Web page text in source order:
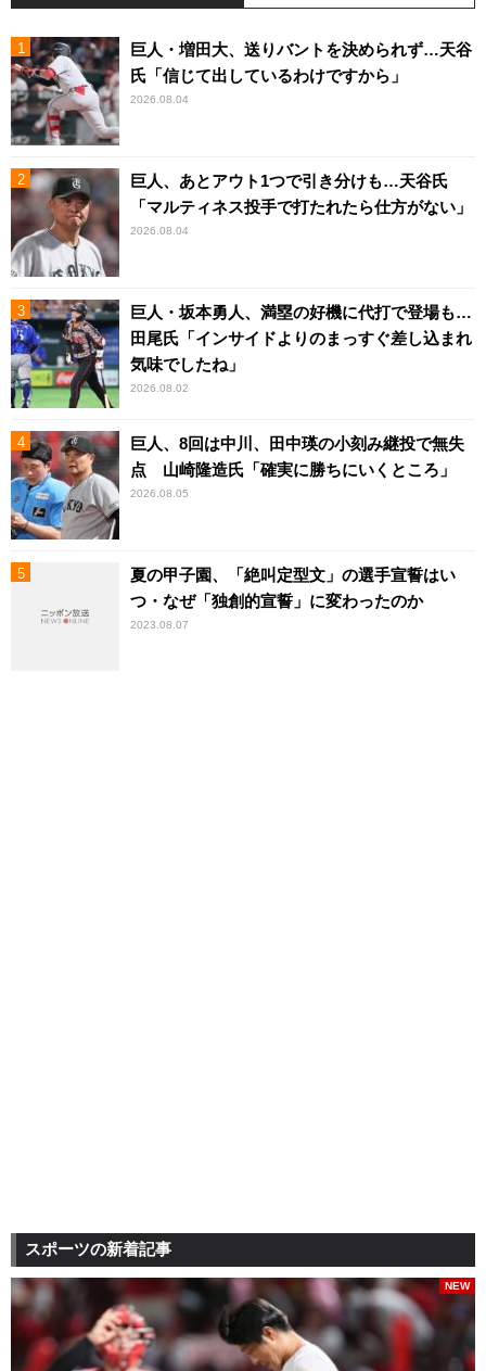
巨人・増田大、送りバントを決められず…天谷
氏「信じて出しているわけですから」
2026.08.04
巨人、あとアウト1つで引き分けも…天谷氏
「マルティネス投手で打たれたら仕方がない」
2026.08.04
巨人・坂本勇人、満塁の好機に代打で登場も…
田尾氏「インサイドよりのまっすぐ差し込まれ
気味でしたね」
2026.08.02
巨人、8回は中川、田中瑛の小刻み継投で無失
点 山崎隆造氏「確実に勝ちにいくところ」
2026.08.05
夏の甲子園、「絶叫定型文」の選手宣誓はい
つ・なぜ「独創的宣誓」に変わったのか
2023.08.07
スポーツの新着記事
NEW